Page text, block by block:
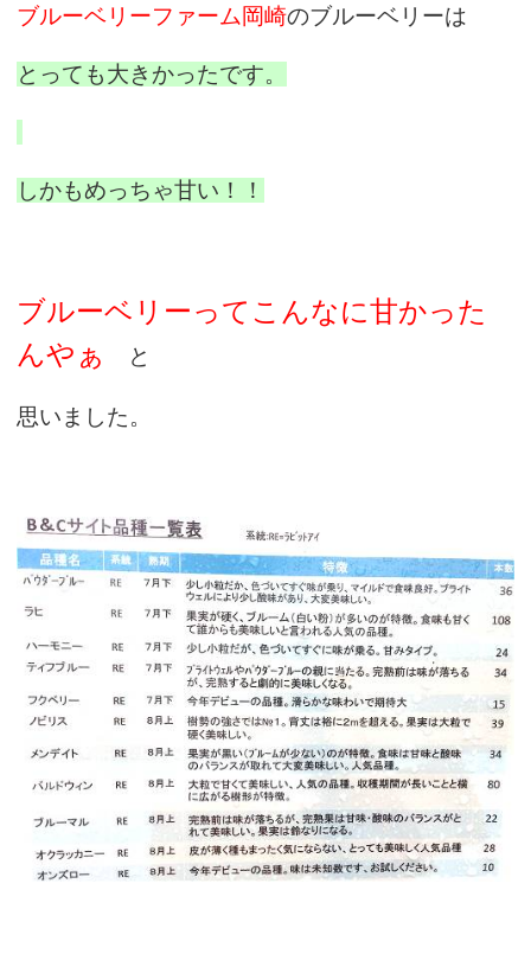
ブルーベリーファーム岡崎のブルーベリーは
とっても大きかったです。
しかもめっちゃ甘い！！
ブルーベリーってこんなに甘かった
んやぁ
と
思いました。